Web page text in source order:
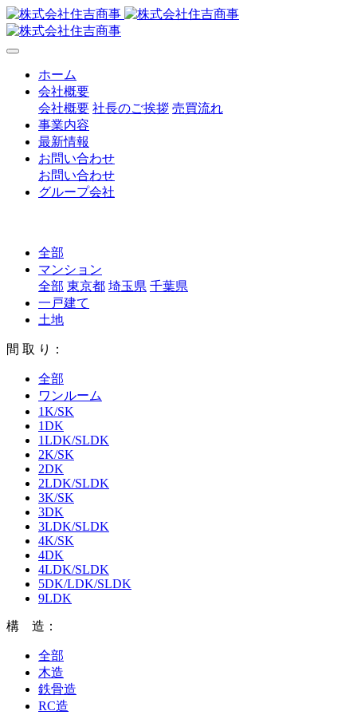
ホーム
会社概要
会社概要 社長のご挨拶 売買流れ
事業内容
最新情報
お問い合わせ
お問い合わせ
グループ会社
全部
マンション
全部 東京都 埼玉県 千葉県
一戸建て
土地
間 取 り：
全部
ワンルーム
1K/SK
1DK
1LDK/SLDK
2K/SK
2DK
2LDK/SLDK
3K/SK
3DK
3LDK/SLDK
4K/SK
4DK
4LDK/SLDK
5DK/LDK/SLDK
9LDK
構 造：
全部
木造
鉄骨造
RC造